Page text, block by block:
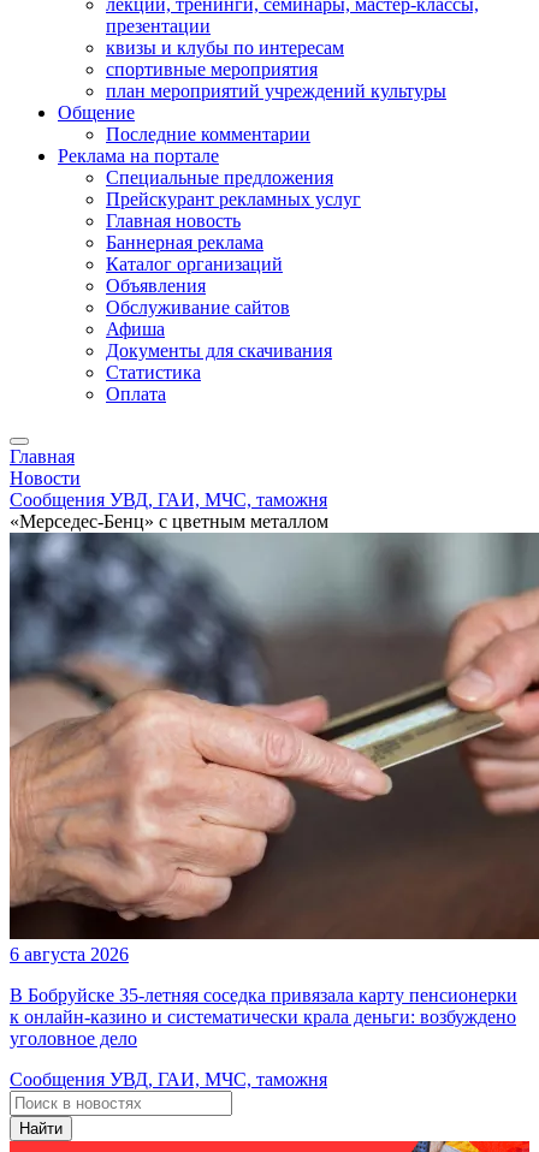
лекции, тренинги, семинары, мастер-классы,
презентации
квизы и клубы по интересам
спортивные мероприятия
план мероприятий учреждений культуры
Общение
Последние комментарии
Реклама на портале
Специальные предложения
Прейскурант рекламных услуг
Главная новость
Баннерная реклама
Каталог организаций
Объявления
Обслуживание сайтов
Афиша
Документы для скачивания
Статистика
Оплата
Главная
Новости
Сообщения УВД, ГАИ, МЧС, таможня
«Мерседес-Бенц» с цветным металлом
6 августа 2026
В Бобруйске 35-летняя соседка привязала карту пенсионерки
к онлайн-казино и систематически крала деньги: возбуждено
уголовное дело
Сообщения УВД, ГАИ, МЧС, таможня
Найти